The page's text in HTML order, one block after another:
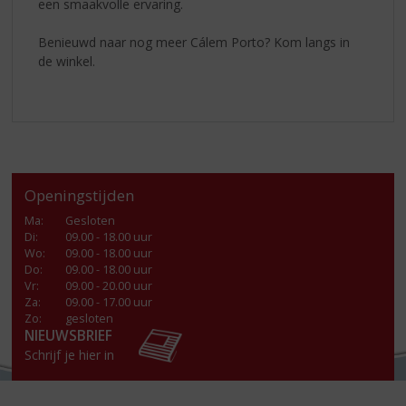
een smaakvolle ervaring.
Benieuwd naar nog meer Cálem Porto? Kom langs in
de winkel.
Openingstijden
Ma:
Gesloten
Di:
09.00 - 18.00 uur
Wo:
09.00 - 18.00 uur
Do:
09.00 - 18.00 uur
Vr:
09.00 - 20.00 uur
Za:
09.00 - 17.00 uur
Zo:
gesloten
NIEUWSBRIEF
Schrijf je hier in